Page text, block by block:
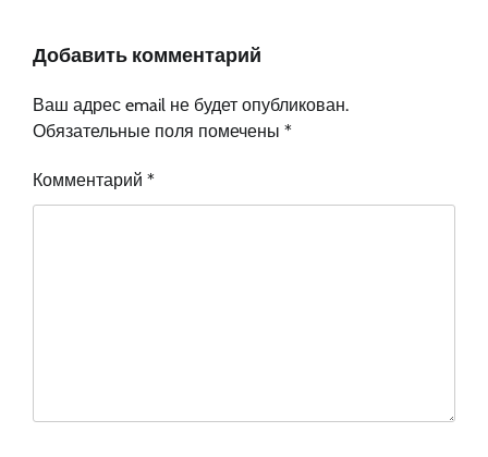
Добавить комментарий
Ваш адрес email не будет опубликован.
Обязательные поля помечены *
Комментарий *